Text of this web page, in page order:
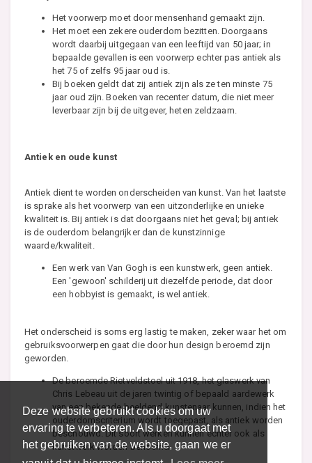
Deze website gebruikt cookies om uw
ervaring te verbeteren. Als u doorgaat met
het gebruiken van de website, gaan we er
Het voorwerp moet door mensenhand gemaakt zijn.
Het moet een zekere ouderdom bezitten. Doorgaans
wordt daarbij uitgegaan van een leeftijd van 50 jaar; in
bepaalde gevallen is een voorwerp echter pas antiek als
het 75 of zelfs 95 jaar oud is.
Bij boeken geldt dat zij antiek zijn als ze ten minste 75
jaar oud zijn. Boeken van recenter datum, die niet meer
leverbaar zijn bij de uitgever, heten zeldzaam.
Antiek en oude kunst
Antiek dient te worden onderscheiden van kunst. Van het laatste
is sprake als het voorwerp van een uitzonderlijke en unieke
kwaliteit is. Bij antiek is dat doorgaans niet het geval; bij antiek
is de ouderdom belangrijker dan de kunstzinnige
waarde/kwaliteit.
Een werk van Van Gogh is een kunstwerk, geen antiek.
Een 'gewoon' schilderij uit diezelfde periode, dat door
een hobbyist is gemaakt, is wel antiek.
Het onderscheid is soms erg lastig te maken, zeker waar het om
gebruiksvoorwerpen gaat die door hun design beroemd zijn
geworden.
De beroemde Rietveldstoel uit 1918, het glaswerk van
Chris Lebeau uit de jaren twintig of bepaald aardewerk
van een bekende beeldend kunstenaar kunnen, indien het
ouderdomscriterium wordt toegepast, als antiek worden
beschouwd. Dit soort werken kunnen echter ook als
kunstwerk worden benoemd.